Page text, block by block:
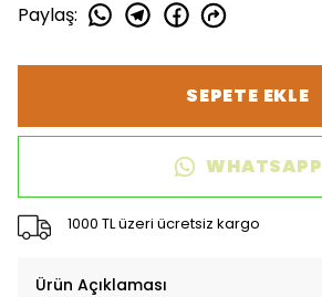
Paylaş:
SEPETE EKLE
WHATSAPP
1000 TL üzeri ücretsiz kargo
Ürün Açıklaması